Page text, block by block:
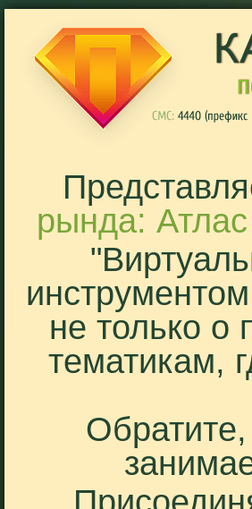
рында:
не только о
тематикам,